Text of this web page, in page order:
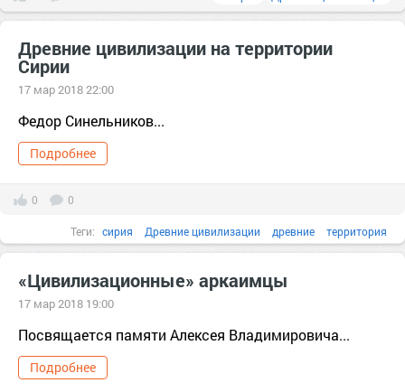
Древние цивилизации на территории
Сирии
17 мар 2018 22:00
Федор Синельников...
Подробнее
0 0
Теги: сирия Древние цивилизации древние территория
«Цивилизационные» аркаимцы
17 мар 2018 19:00
Посвящается памяти Алексея Владимировича...
Подробнее